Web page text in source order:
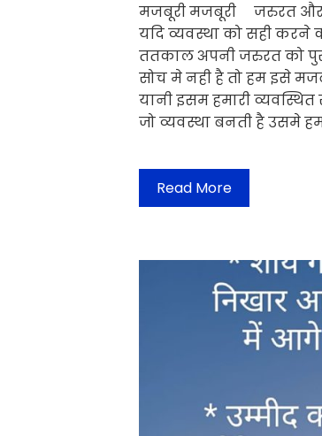
मजबूरी मजबूरी जरुरत और
यदि व्यवस्था को सही करने
ततकाल अपनी जरुरत को
सोच मे नही है तो हम इसे
यानी इसम हमारी
जो व्यवस्था बनती है उसमे
Read More